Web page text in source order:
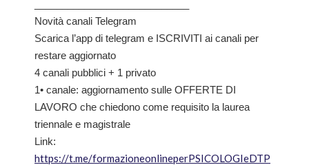
Novità canali Telegram
Scarica l’app di telegram e ISCRIVITI ai canali per
restare aggiornato
4 canali pubblici + 1 privato
1• canale: aggiornamento sulle OFFERTE DI
LAVORO che chiedono come requisito la laurea
triennale e magistrale
Link:
https://t.me/formazioneonlineperPSICOLOGIeDTP